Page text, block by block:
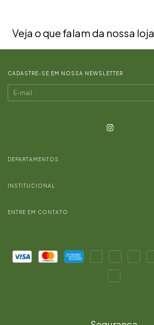
Veja o que falam da nossa loja
CADASTRE-SE EM NOSSA NEWSLETTER
DEPARTAMENTOS
INSTITUCIONAL
ENTRE EM CONTATO